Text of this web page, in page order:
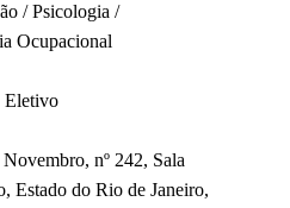
/ Psicologia /
Ocupacional
Eletivo
nº 242, Sala
Estado do Rio de Janeiro,